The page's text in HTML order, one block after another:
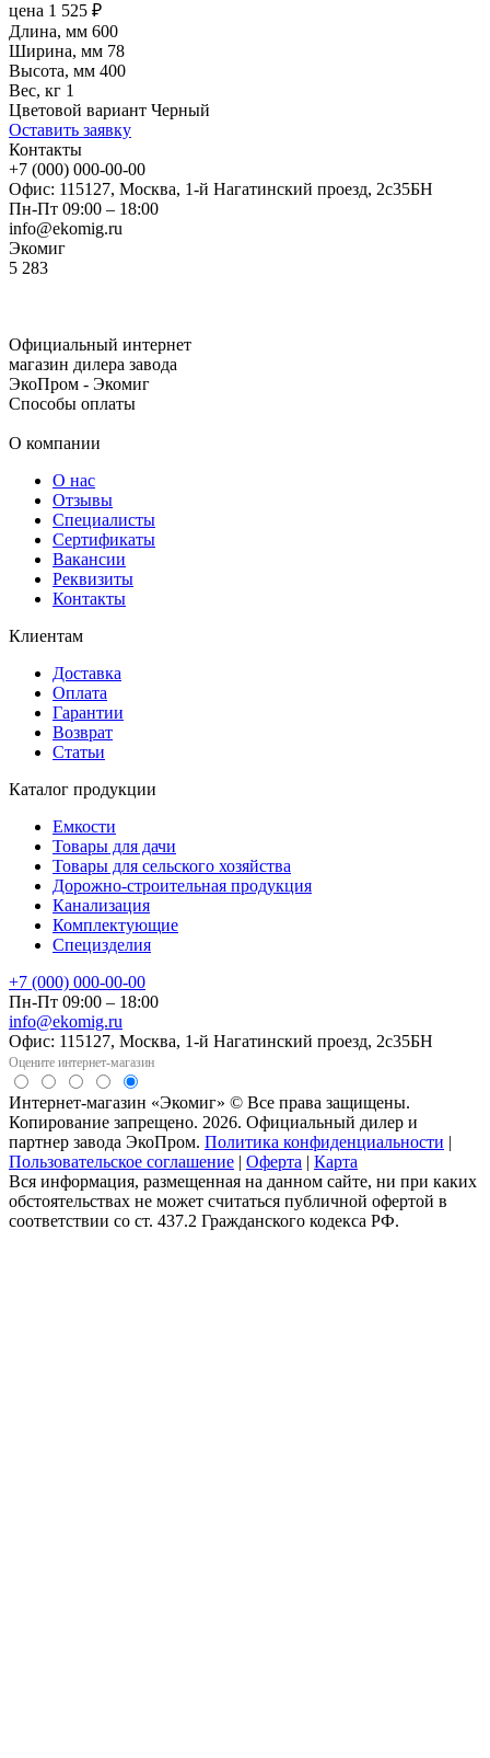
цена 1 525 ₽
Длина, мм 600
Ширина, мм 78
Высота, мм 400
Вес, кг 1
Цветовой вариант Черный
Оставить заявку
Контакты
+7 (000) 000-00-00
Офис: 115127, Москва, 1-й Нагатинский проезд, 2с35БН
Пн-Пт 09:00 – 18:00
info@ekomig.ru
Экомиг
5 283
Официальный интернет
магазин дилера завода
ЭкоПром - Экомиг
Способы оплаты
О компании
О нас
Отзывы
Специалисты
Сертификаты
Вакансии
Реквизиты
Контакты
Клиентам
Доставка
Оплата
Гарантии
Возврат
Статьи
Каталог продукции
Емкости
Товары для дачи
Товары для сельского хозяйства
Дорожно-строительная продукция
Канализация
Комплектующие
Специзделия
+7 (000) 000-00-00
Пн-Пт 09:00 – 18:00
info@ekomig.ru
Офис: 115127, Москва, 1-й Нагатинский проезд, 2с35БН
Оцените интернет-магазин
Интернет-магазин «Экомиг» © Все права защищены.
Копирование запрещено. 2026. Официальный дилер и
партнер завода ЭкоПром. Политика конфиденциальности |
Пользовательское соглашение | Оферта | Карта
Вся информация, размещенная на данном сайте, ни при каких
обстоятельствах не может считаться публичной офертой в
соответствии со ст. 437.2 Гражданского кодекса РФ.